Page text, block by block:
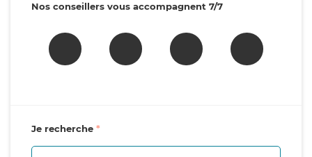
Nos conseillers vous accompagnent 7/7
Je recherche